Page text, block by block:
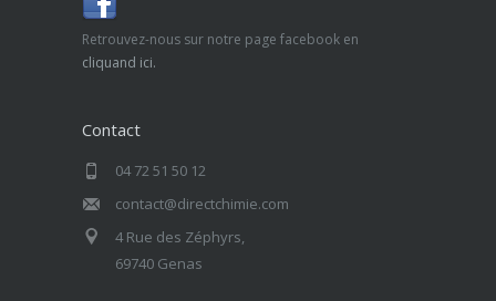
Retrouvez-nous sur notre page facebook en
cliquand ici.
Contact
04 72 51 50 12
contact@directchimie.com
4 Rue des Zéphyrs,
69740 Genas